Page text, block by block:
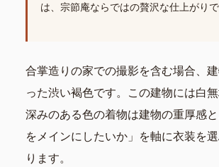
は、宗節庵ならではの贅沢な仕上がりで
合掌造りの家での撮影を含む場合、
った渋い褐色です。この建物には白
深みのある色の着物は建物の重厚感
をメインにしたいか」を軸に衣装を
ります。